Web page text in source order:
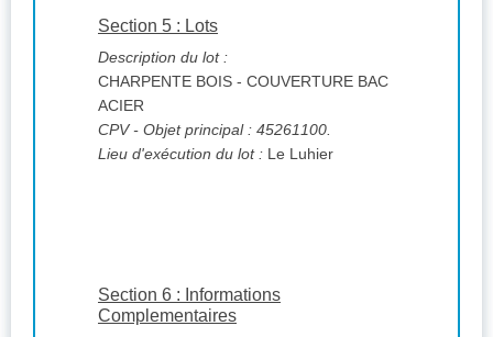
Section 5 : Lots
Description du lot :
CHARPENTE BOIS - COUVERTURE BAC
ACIER
CPV- Objet principal : 45261100.
Lieu d'exécution du lot : Le Luhier
Section 6 : Informations
Complementaires